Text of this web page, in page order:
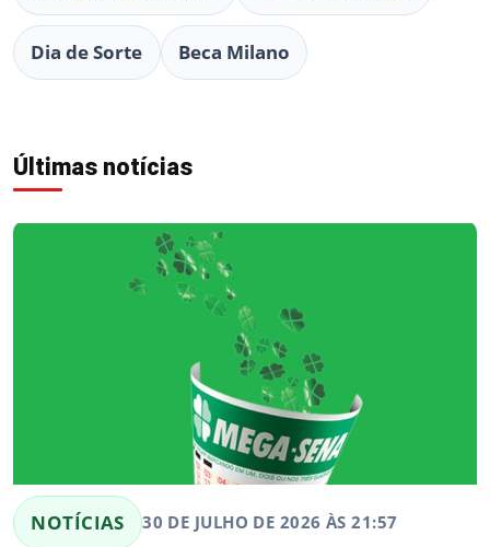
Dia de Sorte Beca Milano
Últimas notícias
NOTÍCIAS 30 DE JULHO DE 2026 ÀS 21:57